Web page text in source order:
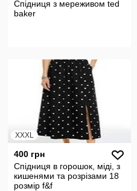
Спідниця з мереживом ted
baker
XXXL
400 грн
Спідниця в горошок, міді, з
кишенями та розрізами 18
розмір f&f